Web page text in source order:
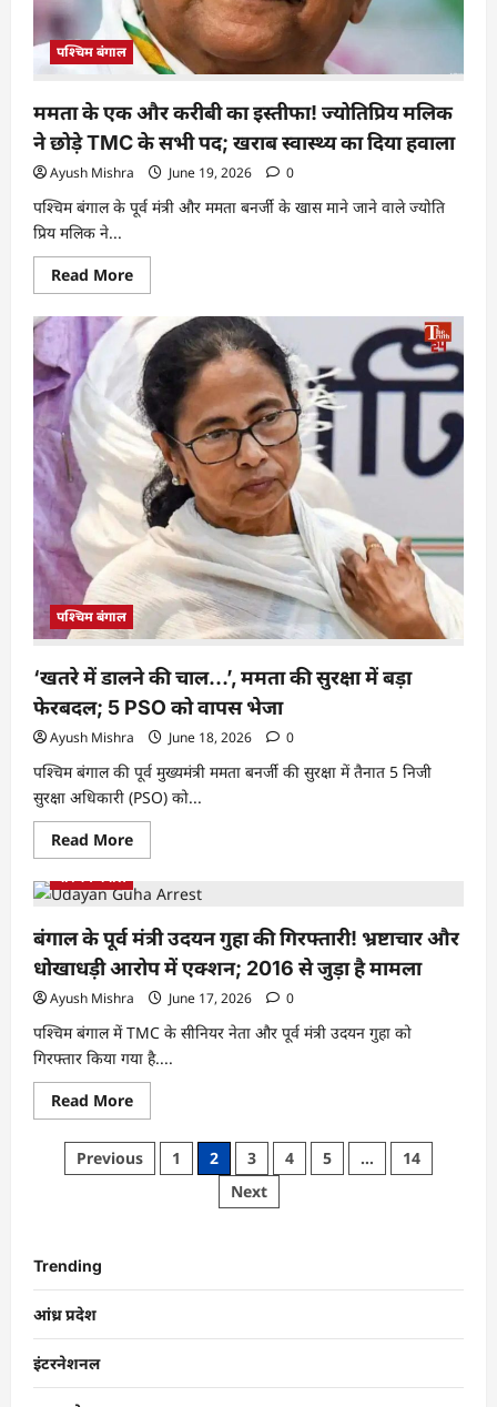
पश्चिम बंगाल
ममता के एक और करीबी का इस्तीफा! ज्योतिप्रिय मलिक
ने छोड़े TMC के सभी पद; खराब स्वास्थ्य का दिया हवाला
Ayush Mishra June 19, 2026 0
पश्चिम बंगाल के पूर्व मंत्री और ममता बनर्जी के खास माने जाने वाले ज्योति
प्रिय मलिक ने...
Read More
पश्चिम बंगाल
‘खतरे में डालने की चाल…’, ममता की सुरक्षा में बड़ा
फेरबदल; 5 PSO को वापस भेजा
Ayush Mishra June 18, 2026 0
पश्चिम बंगाल की पूर्व मुख्यमंत्री ममता बनर्जी की सुरक्षा में तैनात 5 निजी
सुरक्षा अधिकारी (PSO) को...
Read More
पश्चिम बंगाल
बंगाल के पूर्व मंत्री उदयन गुहा की गिरफ्तारी! भ्रष्टाचार और
धोखाधड़ी आरोप में एक्शन; 2016 से जुड़ा है मामला
Ayush Mishra June 17, 2026 0
पश्चिम बंगाल में TMC के सीनियर नेता और पूर्व मंत्री उदयन गुहा को
गिरफ्तार किया गया है....
Read More
Previous 1 2 3 4 5 …
14
Next
Trending
आंध्र प्रदेश
इंटरनेशनल